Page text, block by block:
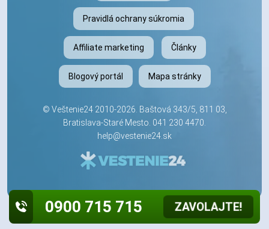
Pravidlá ochrany súkromia
Affiliate marketing Články
Blogový portál Mapa stránky
© Veštenie242010-2026. Baštová 343/5, 811 03,
Bratislava-Staré Mesto. 041 230 4470.
help@vestenie24.sk
0900 715 715 ZAVOLAJTE!